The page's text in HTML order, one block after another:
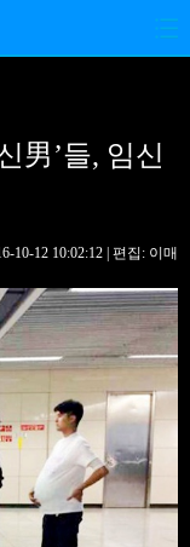
포토
男’들, 임신
10-12 10:02:12 | 편집: 이매